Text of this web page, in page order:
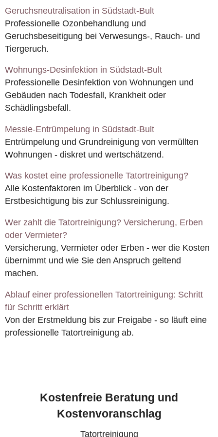
Geruchsneutralisation in Südstadt-Bult
Professionelle Ozonbehandlung und
Geruchsbeseitigung bei Verwesungs-, Rauch- und
Tiergeruch.
Wohnungs-Desinfektion in Südstadt-Bult
Professionelle Desinfektion von Wohnungen und
Gebäuden nach Todesfall, Krankheit oder
Schädlingsbefall.
Messie-Entrümpelung in Südstadt-Bult
Entrümpelung und Grundreinigung von vermüllten
Wohnungen - diskret und wertschätzend.
Was kostet eine professionelle Tatortreinigung?
Alle Kostenfaktoren im Überblick - von der
Erstbesichtigung bis zur Schlussreinigung.
Wer zahlt die Tatortreinigung? Versicherung, Erben
oder Vermieter?
Versicherung, Vermieter oder Erben - wer die Kosten
übernimmt und wie Sie den Anspruch geltend
machen.
Ablauf einer professionellen Tatortreinigung: Schritt
für Schritt erklärt
Von der Erstmeldung bis zur Freigabe - so läuft eine
professionelle Tatortreinigung ab.
Kostenfreie Beratung und
Kostenvoranschlag
Tatortreinigung